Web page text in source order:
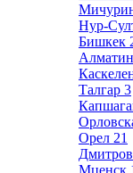
Нур-
Бишкек
Талгар 3
Орел 21
Мценск